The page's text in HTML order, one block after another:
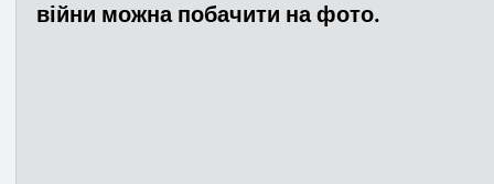
війни можна побачити на фото.